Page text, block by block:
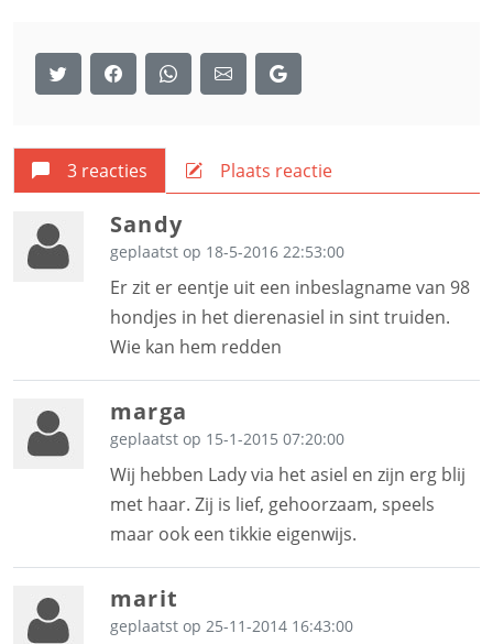
3 reacties Plaats reactie
Sandy
geplaatst op 18-5-2016 22:53:00
Er zit er eentje uit een inbeslagname van 98
hondjes in het dierenasiel in sint truiden.
Wie kan hem redden
marga
geplaatst op 15-1-2015 07:20:00
Wij hebben Lady via het asiel en zijn erg blij
met haar. Zij is lief, gehoorzaam, speels
maar ook een tikkie eigenwijs.
marit
geplaatst op 25-11-2014 16:43:00